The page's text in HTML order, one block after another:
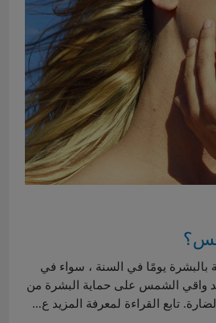
يومًا في السنة ، سواء في
واقي الشمس على حماية البشرة من
تابع القراءة لمعرفة المزيد ع…